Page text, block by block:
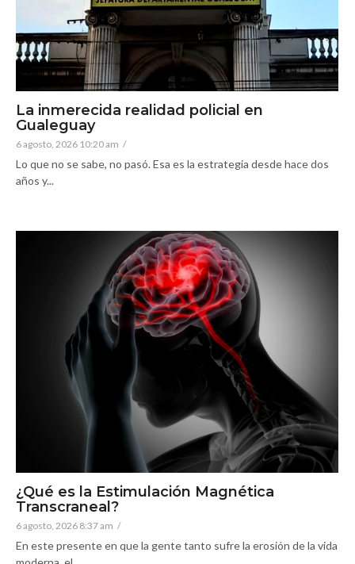
La inmerecida realidad policial en
Gualeguay
6 agosto, 2026 10:20 am /
Lo que no se sabe, no pasó. Esa es la estrategia desde hace dos
años y...
¿Qué es la Estimulación Magnética
Transcraneal?
6 agosto, 2026 8:37 am /
En este presente en que la gente tanto sufre la erosión de la vida